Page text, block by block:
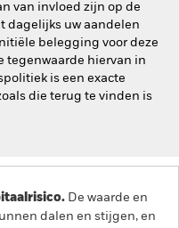
van invloed zijn op de
dagelijks uw aandelen
belegging voor deze
tegenwaarde hiervan in
is een exacte
die terug te vinden is
De waarde en
dalen en stijgen, en